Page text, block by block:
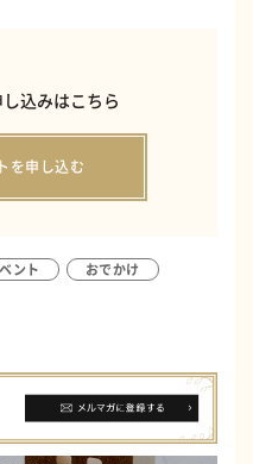
込みはこちら
を申し込む
ント
おでかけ